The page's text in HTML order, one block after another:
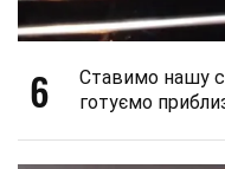
6
Ставимо нашу
готуємо